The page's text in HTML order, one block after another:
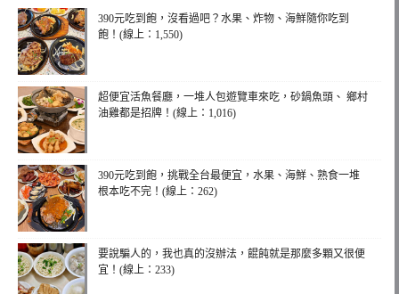
390元吃到飽，沒看過吧？水果、炸物、海鮮隨你吃到
飽！(線上：1,550)
超便宜活魚餐廳，一堆人包遊覽車來吃，砂鍋魚頭、 鄉村
油雞都是招牌！(線上：1,016)
390元吃到飽，挑戰全台最便宜，水果、海鮮、熟食一堆
根本吃不完！(線上：262)
要說騙人的，我也真的沒辦法，餛飩就是那麼多顆又很便
宜！(線上：233)